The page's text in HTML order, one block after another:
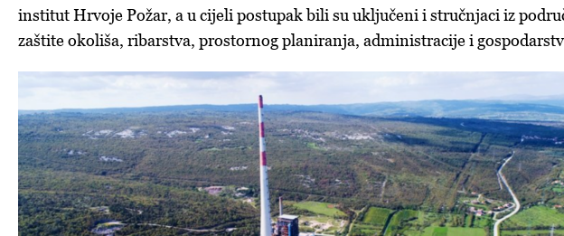
institut Hrvoje Požar, a u cijeli postupak bili su uključeni i stručnjaci iz
zaštite okoliša, ribarstva, prostornog planiranja, administracije i